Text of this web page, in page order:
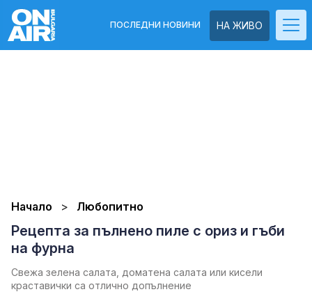
НА ЖИВО
ПОСЛЕДНИ НОВИНИ
Начало Любопитно
Рецепта за пълнено пиле с ориз и гъби
на фурна
Свежа зелена салата, доматена салата или кисели
краставички са отлично допълнение